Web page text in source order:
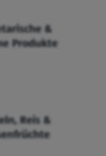
&
Produkte
Reis &